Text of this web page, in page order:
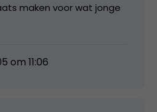
maken voor wat jonge
om 11:06